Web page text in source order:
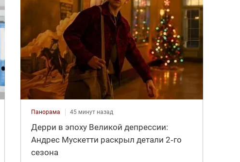
Панорама 45 минут назад
Дерри в эпоху Великой депрессии:
Андрес Мускетти раскрыл детали 2‑го
сезона